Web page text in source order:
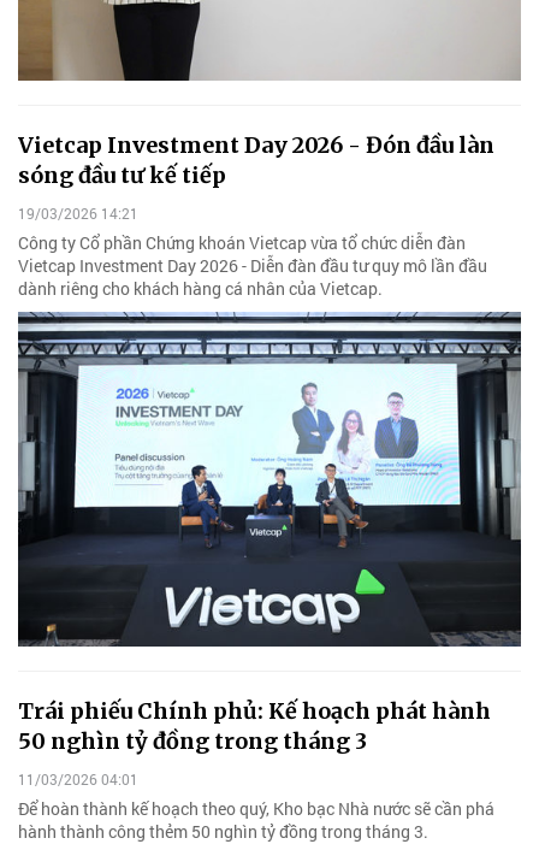
Vietcap Investment Day 2026 - Đón đầu làn
sóng đầu tư kế tiếp
19/03/2026 14:21
Công ty Cổ phần Chứng khoán Vietcap vừa tổ chức diễn đàn
Vietcap Investment Day 2026 - Diễn đàn đầu tư quy mô lần đầu
dành riêng cho khách hàng cá nhân của Vietcap.
Trái phiếu Chính phủ: Kế hoạch phát hành
50 nghìn tỷ đồng trong tháng 3
11/03/2026 04:01
Để hoàn thành kế hoạch theo quý, Kho bạc Nhà nước sẽ cần phá
hành thành công thẻm 50 nghìn tỷ đồng trong tháng 3.